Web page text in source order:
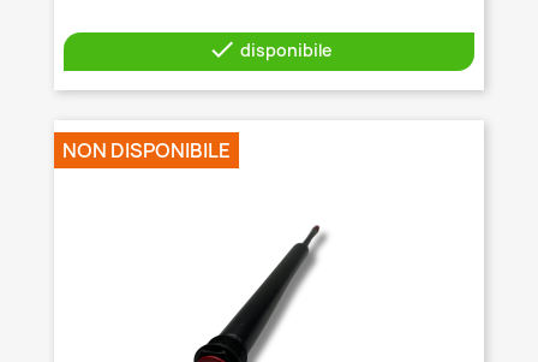
 disponibile
NON DISPONIBILE